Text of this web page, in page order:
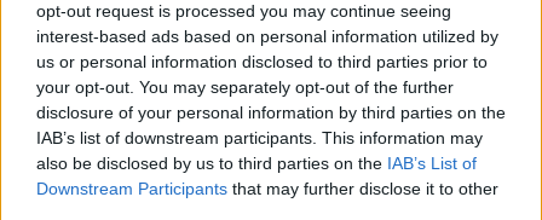
opt-out request is processed you may continue seeing
interest-based ads based on personal information utilized by
us or personal information disclosed to third parties prior to
your opt-out. You may separately opt-out of the further
disclosure of your personal information by third parties on the
IAB’s list of downstream participants. This information may
also be disclosed by us to third parties on the IAB’s List of
Downstream Participants that may further disclose it to other
Φυσικά,πρόβλημα με μποτιλιάρισμα και
μεγάλη κίνηση έχει και η Θεσσαλονίκη,η οποία
βιώνει σαφώς πιο βελτιωμένες καταστάσεις σε
σχέση με την Αθήνα. Βρίσκεται στην 48η θέση,
παγκοσμίως, στον χάρτη των πολυσύχναστων
πόλεων, ενώο μέσος οδηγός μέσα στο 2021
είχε συνολικά 22 χαμένες ώρες.